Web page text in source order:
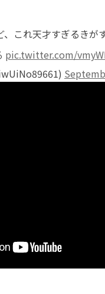
これ天才すぎるきが
pic.twitter.com/